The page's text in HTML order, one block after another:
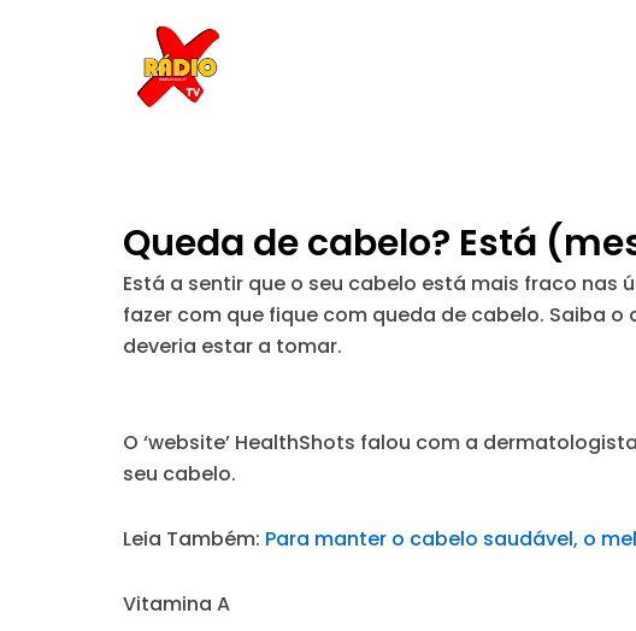
Queda de cabelo? Está
Está a sentir que o seu cabelo está mais fraco
fazer com que fique com queda de cabelo. Saiba
deveria estar a tomar.
O ‘website’ HealthShots falou com a
seu cabelo.
Leia Também: Para manter o cabelo saudável, o
Vitamina A